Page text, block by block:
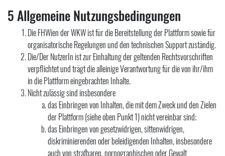
5 Allgemeine Nutzungsbedingungen
Die FHWien der WKW ist für die Bereitstellung der Plattform sowie für
organisatorische Regelungen und den technischen Support zuständig.
Die/Der NutzerIn ist zur Einhaltung der geltenden Rechtsvorschriften
verpflichtet und trägt die alleinige Verantwortung für die von ihr/ihm
in die Plattform eingebrachten Inhalte.
Nicht zulässig sind insbesondere
das Einbringen von Inhalten, die mit dem Zweck und den Zielen
der Plattform (siehe oben Punkt 1) nicht vereinbar sind;
das Einbringen von gesetzwidrigen, sittenwidrigen,
diskriminierenden oder beleidigenden Inhalten, insbesondere
auch von strafbaren, pornographischen oder Gewalt